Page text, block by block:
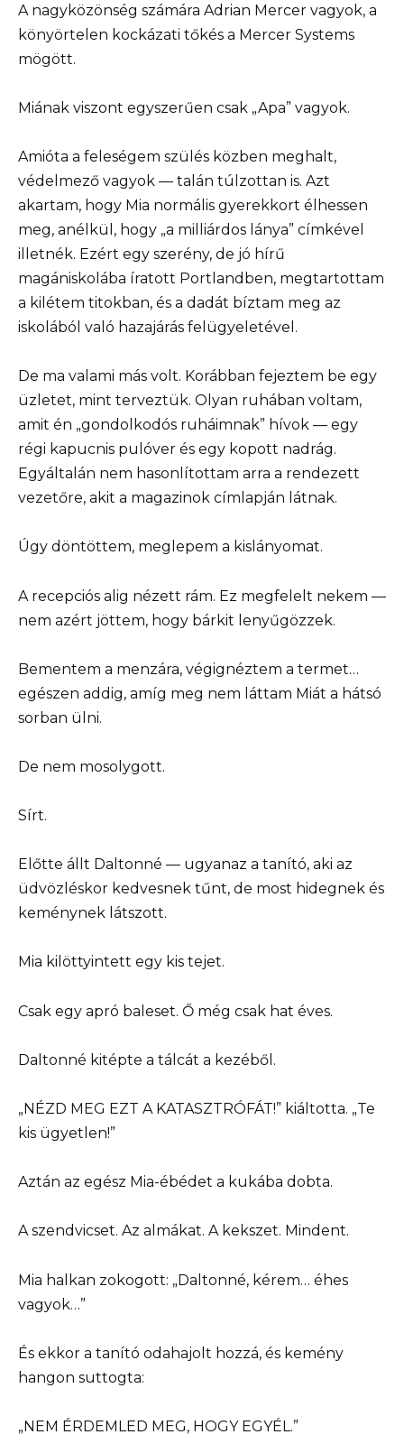
A nagyközönség számára Adrian Mercer vagyok, a
könyörtelen kockázati tőkés a Mercer Systems
mögött.
Miának viszont egyszerűen csak „Apa” vagyok.
Amióta a feleségem szülés közben meghalt,
védelmező vagyok — talán túlzottan is. Azt
akartam, hogy Mia normális gyerekkort élhessen
meg, anélkül, hogy „a milliárdos lánya” címkével
illetnék. Ezért egy szerény, de jó hírű
magániskolába íratott Portlandben, megtartottam
a kilétem titokban, és a dadát bíztam meg az
iskolából való hazajárás felügyeletével.
De ma valami más volt. Korábban fejeztem be egy
üzletet, mint terveztük. Olyan ruhában voltam,
amit én „gondolkodós ruháimnak” hívok — egy
régi kapucnis pulóver és egy kopott nadrág.
Egyáltalán nem hasonlítottam arra a rendezett
vezetőre, akit a magazinok címlapján látnak.
Úgy döntöttem, meglepem a kislányomat.
A recepciós alig nézett rám. Ez megfelelt nekem —
nem azért jöttem, hogy bárkit lenyűgözzek.
Bementem a menzára, végignéztem a termet…
egészen addig, amíg meg nem láttam Miát a hátsó
sorban ülni.
De nem mosolygott.
Sírt.
Előtte állt Daltonné — ugyanaz a tanító, aki az
üdvözléskor kedvesnek tűnt, de most hidegnek és
keménynek látszott.
Mia kilöttyintett egy kis tejet.
Csak egy apró baleset. Ő még csak hat éves.
Daltonné kitépte a tálcát a kezéből.
„NÉZD MEG EZT A KATASZTRÓFÁT!” kiáltotta. „Te
kis ügyetlen!”
Aztán az egész Mia-ébédet a kukába dobta.
A szendvicset. Az almákat. A kekszet. Mindent.
Mia halkan zokogott: „Daltonné, kérem… éhes
vagyok…”
És ekkor a tanító odahajolt hozzá, és kemény
hangon suttogta:
„NEM ÉRDEMLED MEG, HOGY EGYÉL.”